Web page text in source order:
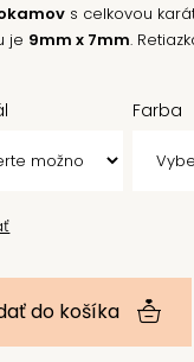
s celkovou
je 9mm x 7mm.
Farba
do košíka